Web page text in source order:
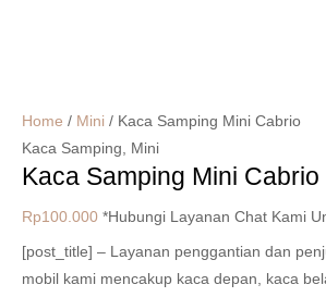
Home / Mini / Kaca Samping Mini Cabrio
Kaca Samping, Mini
Kaca Samping Mini Cabrio
Rp100.000 *Hubungi Layanan Chat Kami
[post_title] – Layanan penggantian dan
mobil kami mencakup kaca depan, kaca